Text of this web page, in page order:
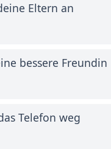
Eltern an
bessere Freundin
Telefon weg